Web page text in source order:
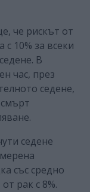
че рискът от
с 10% за всеки
В
час, през
седене,
седене
със средно
рак с 8%.